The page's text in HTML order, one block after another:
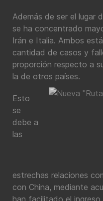
Además de ser el lugar
se ha concentrado
Irán e Italia. Ambos
cantidad de casos y
proporción respecto a
la de otros países.
Esto
se
debe a
las
estrechas relaciones
con China, mediante
han facilitado el